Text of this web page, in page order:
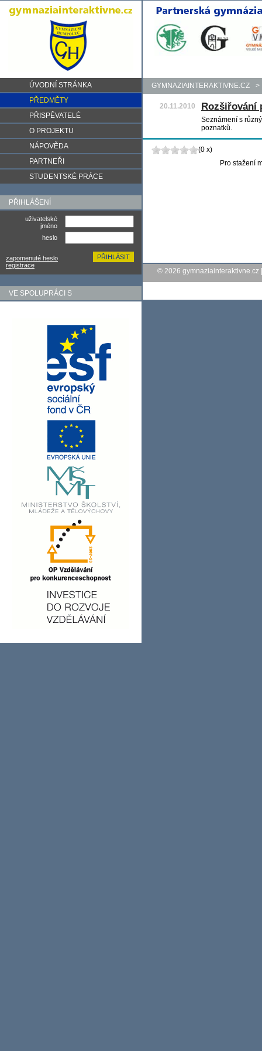
ÚVODNÍ STRÁNKA
PŘEDMĚTY
PŘISPĚVATELÉ
O PROJEKTU
NÁPOVĚDA
PARTNEŘI
STUDENTSKÉ PRÁCE
PŘIHLÁŠENÍ
uživatelské
jméno
heslo
zapomenuté heslo
registrace
VE SPOLUPRÁCI S
GYMNAZIAINTERAKTIVNE.CZ >
20.11.2010 Rozšiřování
Seznámení s
poznatků.
(0 x)
Pro stažení
© 2026 gymnaziainteraktivne.cz